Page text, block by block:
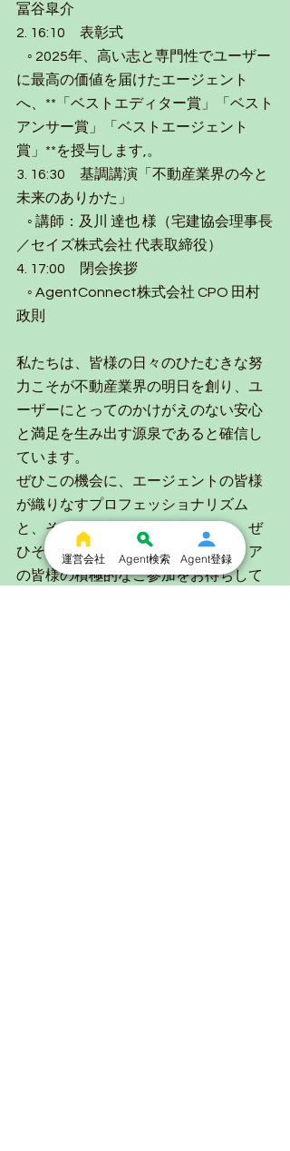
冨谷皐介
2. 16:10　表彰式
に最高の価値を届けたエージェント
へ、**「ベストエディター賞」「ベスト
アンサー賞」「ベストエージェント
賞」**を授与します,。
3. 16:30　基調講演「不動産業界の今と
未来のありかた」
／セイズ株式会社 代表取締役）
4. 17:00　閉会挨拶
政則
私たちは、皆様の日々のひたむきな努
力こそが不動産業界の明日を創り、ユ
ーザーにとってのかけがえのない安心
と満足を生み出す源泉であると確信し
ています。
ぜひこの機会に、エージェントの皆様
が織りなすプロフェッショナリズム
と、そこから生まれる未来の形を、ぜ
ひその目で感じてください。メディア
の皆様の積極的なご参加をお待ちして
運営会社 Agent検索 Agent登録